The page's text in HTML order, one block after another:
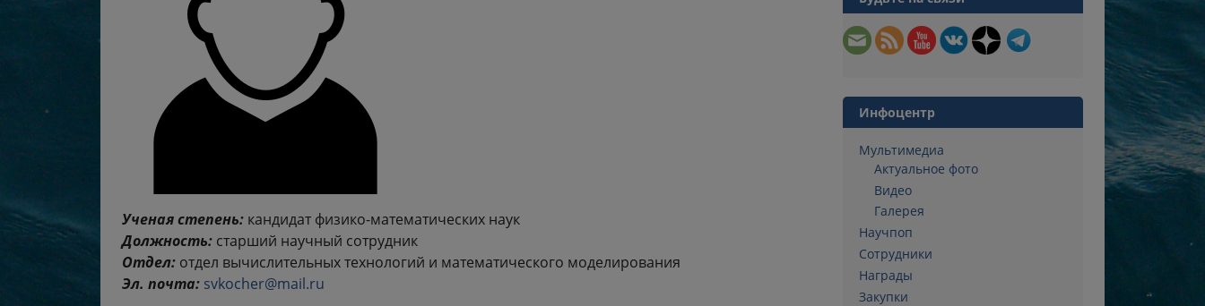
Ученая степень: кандидат физико-математических наук
Должность: старший научный сотрудник
Отдел: отдел вычислительных технологий и математического моделирования
Эл. почта: svkocher@mail.ru
Инфоцентр
Мультимедиа
Актуальное фото
Видео
Галерея
Научпоп
Сотрудники
Награды
Закупки